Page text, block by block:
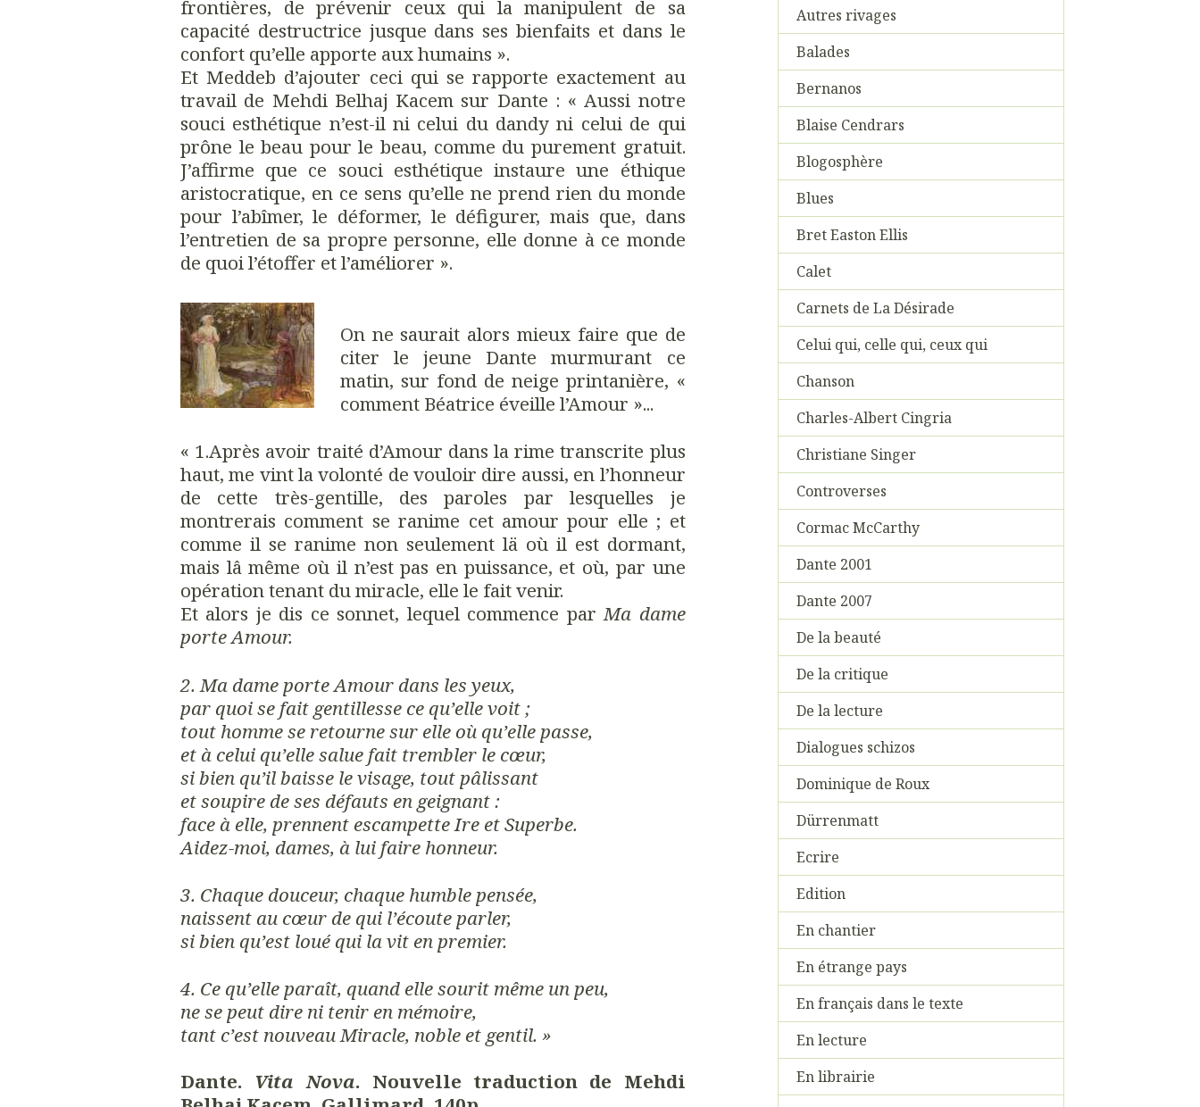
frontières, de prévenir ceux qui la manipulent de sa
capacité destructrice jusque dans ses bienfaits et dans le
confort qu’elle apporte aux humains ».
Et Meddeb d’ajouter ceci qui se rapporte exactement au
travail de Mehdi Belhaj Kacem sur Dante : « Aussi notre
souci esthétique n’est-il ni celui du dandy ni celui de qui
prône le beau pour le beau, comme du purement gratuit.
J’affirme que ce souci esthétique instaure une éthique
aristocratique, en ce sens qu’elle ne prend rien du monde
pour l’abîmer, le déformer, le défigurer, mais que, dans
l’entretien de sa propre personne, elle donne à ce monde
de quoi l’étoffer et l’améliorer ».
On ne saurait alors mieux faire que de
citer le jeune Dante murmurant ce
matin, sur fond de neige printanière, «
comment Béatrice éveille l’Amour »...
« 1.Après avoir traité d’Amour dans la rime transcrite plus
haut, me vint la volonté de vouloir dire aussi, en l’honneur
de cette très-gentille, des paroles par lesquelles je
montrerais comment se ranime cet amour pour elle ; et
comme il se ranime non seulement lä où il est dormant,
mais lâ même où il n’est pas en puissance, et où, par une
opération tenant du miracle, elle le fait venir.
Et alors je dis ce sonnet, lequel commence parMa dame
porte Amour.
2. Ma dame porte Amour dans les yeux,
par quoi se fait gentillesse ce qu’elle voit ;
tout homme se retourne sur elle où qu’elle passe,
et à celui qu’elle salue fait trembler le cœur,
si bien qu’il baisse le visage, tout pâlissant
et soupire de ses défauts en geignant :
face à elle, prennent escampette Ire et Superbe.
Aidez-moi, dames, à lui faire honneur.
3. Chaque douceur, chaque humble pensée,
naissent au cœur de qui l’écoute parler,
si bien qu’est loué qui la vit en premier.
4. Ce qu’elle paraît, quand elle sourit même un peu,
ne se peut dire ni tenir en mémoire,
tant c’est nouveau Miracle, noble et gentil. »
Dante. Vita Nova. Nouvelle traduction de Mehdi
Autres rivages
Balades
Bernanos
Blaise Cendrars
Blogosphère
Blues
Bret Easton Ellis
Calet
Carnets de La Désirade
Celui qui, celle qui, ceux qui
Chanson
Charles-Albert Cingria
Christiane Singer
Controverses
Cormac McCarthy
Dante 2001
Dante 2007
De la beauté
De la critique
De la lecture
Dialogues schizos
Dominique de Roux
Dürrenmatt
Ecrire
Edition
En chantier
En étrange pays
En français dans le texte
En lecture
En librairie